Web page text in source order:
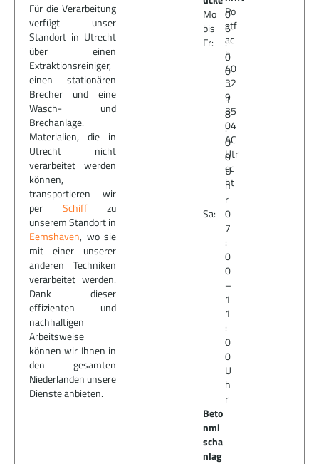
Für die Verarbeitung
verfügt unser
Standort in Utrecht
über einen
Extraktionsreiniger,
einen stationären
Brecher und eine
Wasch- und
Brechanlage.
Materialien, die in
Utrecht nicht
verarbeitet werden
können,
transportieren wir
per Schiffzu
unserem Standort in
Eemshaven, wo sie
mit einer unserer
anderen Techniken
verarbeitet werden.
Dank dieser
effizienten und
nachhaltigen
Arbeitsweise
können wir Ihnen in
den gesamten
Niederlanden unsere
Dienste anbieten.
Mo
bis
Fr:
0
6
:
0
0
–
1
8
:
0
0
U
h
r
Sa:
0
7
:
0
0
–
1
1
:
0
0
U
h
r
Beto
nmi
scha
nlag
Po
stf
ac
h
40
32
9
35
04
AC
Utr
ec
ht